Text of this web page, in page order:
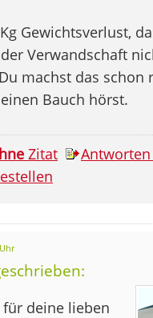
Gewichtsverlust,
Verwandschaft
machst das schon
Bauch hörst.
Zitat Antworten
für deine lieben